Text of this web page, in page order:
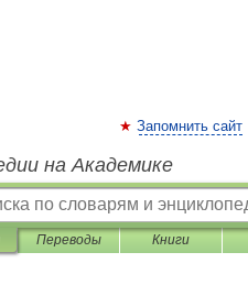
Запомнить сайт
на Академике
Переводы Книги